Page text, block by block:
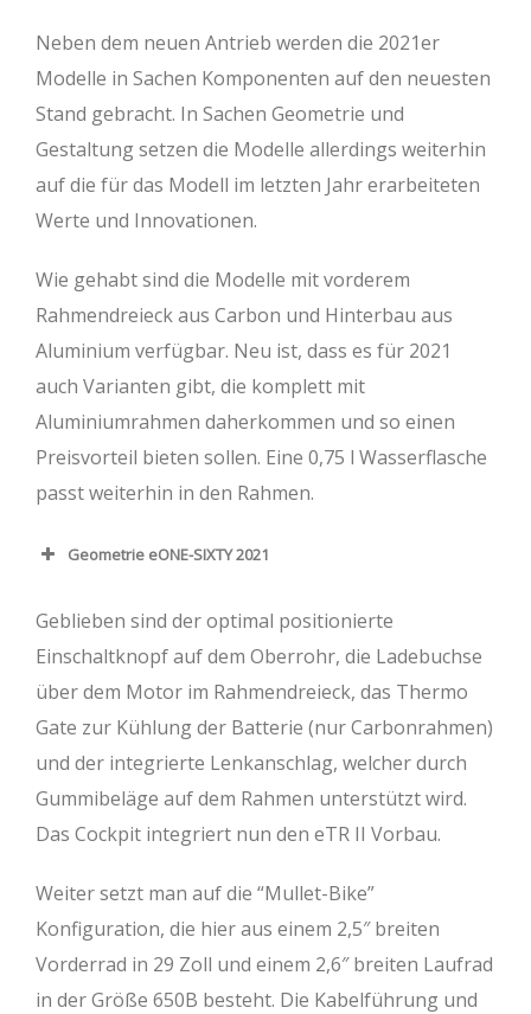
Neben dem neuen Antrieb werden die 2021er
Modelle in Sachen Komponenten auf den neuesten
Stand gebracht. In Sachen Geometrie und
Gestaltung setzen die Modelle allerdings weiterhin
auf die für das Modell im letzten Jahr erarbeiteten
Werte und Innovationen.
Wie gehabt sind die Modelle mit vorderem
Rahmendreieck aus Carbon und Hinterbau aus
Aluminium verfügbar. Neu ist, dass es für 2021
auch Varianten gibt, die komplett mit
Aluminiumrahmen daherkommen und so einen
Preisvorteil bieten sollen. Eine 0,75 l Wasserflasche
passt weiterhin in den Rahmen.
Geometrie eONE-SIXTY 2021
Rahmengröße XS S M L XL
Rahmenhöhe
(cm)
41 50
Sitzrohr (mm) 405 420 440 470 500
Kettenstrebe
(mm)
439,5 439,5 439,5
Steuerwinkel (°) 65,5 65,5 65,5 65,5 65,5
Geblieben sind der optimal positionierte
Einschaltknopf auf dem Oberrohr, die Ladebuchse
über dem Motor im Rahmendreieck, das Thermo
Gate zur Kühlung der Batterie (nur Carbonrahmen)
und der integrierte Lenkanschlag, welcher durch
Gummibeläge auf dem Rahmen unterstützt wird.
Das Cockpit integriert nun den eTR II Vorbau.
Weiter setzt man auf die “Mullet-Bike”
Konfiguration, die hier aus einem 2,5″ breiten
Vorderrad in 29 Zoll und einem 2,6″ breiten Laufrad
in der Größe 650B besteht. Die Kabelführung und